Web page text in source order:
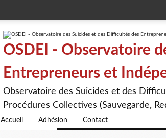
OSDEI - Observatoire
Entrepreneurs et
Observatoire des Suicides et des
Procédures Collectives (Sauvegarde,
Accueil Adhésion Contact